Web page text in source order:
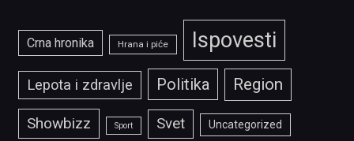
Crna hronika Hrana i piće Ispovesti
Lepota i zdravlje Politika Region
Showbizz Sport Svet Uncategorized